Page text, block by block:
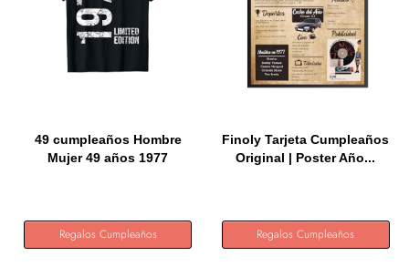
49 cumpleaños Hombre
Mujer 49 años 1977
Regalos Cumpleaños
Finoly Tarjeta Cumpleaños
Original | Poster Año...
Regalos Cumpleaños